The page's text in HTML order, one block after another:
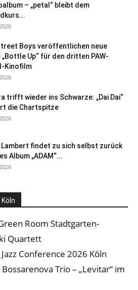
– „petal“ bleibt dem
Boys veröffentlichen neue
„Bottle Up“ für den dritten PAW-
Kinofilm
trifft wieder ins Schwarze: „Dai Dai“
die Chartspitze
Lambert findet zu sich selbst zurück
Album „ADAM“...
Room Stadtgarten-
Quartett
Conference 2026 Köln
Bossarenova Trio – „Levitar“ im